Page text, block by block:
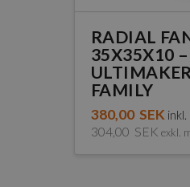
RADIAL
35X35X10 –
FAMILY
380,00 SEK inkl.
304,00 SEK exkl.